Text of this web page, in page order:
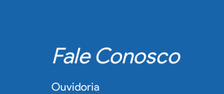
Fale Conosco
Ouvidoria